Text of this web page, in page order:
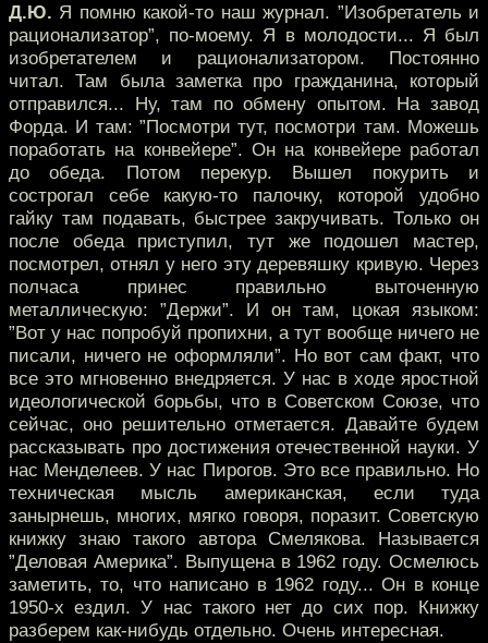
Д.Ю. Я помню какой-то наш журнал. ”Изобретатель и
рационализатор”, по-моему. Я в молодости... Я был
изобретателем и рационализатором. Постоянно
читал. Там была заметка про гражданина, который
отправился... Ну, там по обмену опытом. На завод
Форда. И там: ”Посмотри тут, посмотри там. Можешь
поработать на конвейере”. Он на конвейере работал
до обеда. Потом перекур. Вышел покурить и
сострогал себе какую-то палочку, которой удобно
гайку там подавать, быстрее закручивать. Только он
после обеда приступил, тут же подошел мастер,
посмотрел, отнял у него эту деревяшку кривую. Через
полчаса принес правильно выточенную
металлическую: ”Держи”. И он там, цокая языком:
”Вот у нас попробуй пропихни, а тут вообще ничего не
писали, ничего не оформляли”. Но вот сам факт, что
все это мгновенно внедряется. У нас в ходе яростной
идеологической борьбы, что в Советском Союзе, что
сейчас, оно решительно отметается. Давайте будем
рассказывать про достижения отечественной науки. У
нас Менделеев. У нас Пирогов. Это все правильно. Но
техническая мысль американская, если туда
занырнешь, многих, мягко говоря, поразит. Советскую
книжку знаю такого автора Смелякова. Называется
”Деловая Америка”. Выпущена в 1962 году. Осмелюсь
заметить, то, что написано в 1962 году... Он в конце
1950-х ездил. У нас такого нет до сих пор. Книжку
разберем как-нибудь отдельно. Очень интересная.